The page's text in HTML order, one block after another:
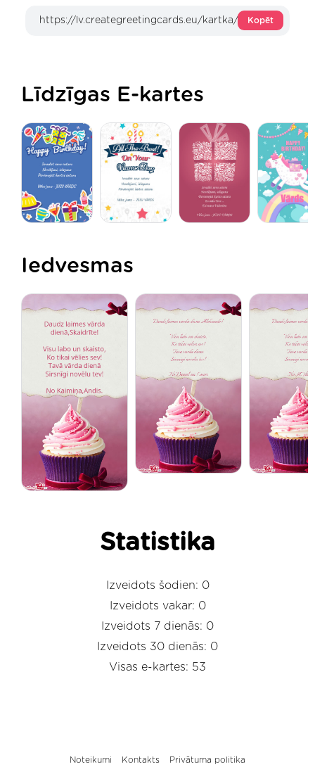
Kopēt
Līdzīgas E-kartes
Iedvesmas
Statistika
Izveidots šodien: 0
Izveidots vakar: 0
Izveidots 7 dienās: 0
Izveidots 30 dienās: 0
Visas e-kartes: 53
Noteikumi Kontakts Privātuma politika